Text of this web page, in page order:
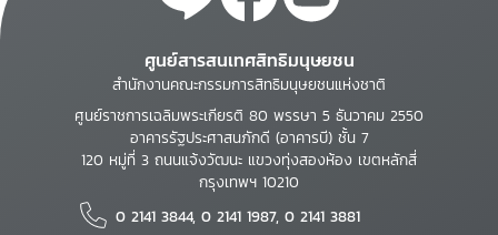
ศูนย์สารสนเทศสิทธิมนุษยชน
สำนักงานคณะกรรมการสิทธิมนุษยชนแห่งชาติ
ศูนย์ราชการเฉลิมพระเกียรติ 80 พรรษา 5 ธันวาคม 2550
อาคารรัฐประศาสนภักดี (อาคารบี) ชั้น 7
120 หมู่ที่ 3 ถนนแจ้งวัฒนะ แขวงทุ่งสองห้อง เขตหลักสี่
กรุงเทพฯ 10210
0 2141 3844, 0 2141 1987, 0 2141 3881